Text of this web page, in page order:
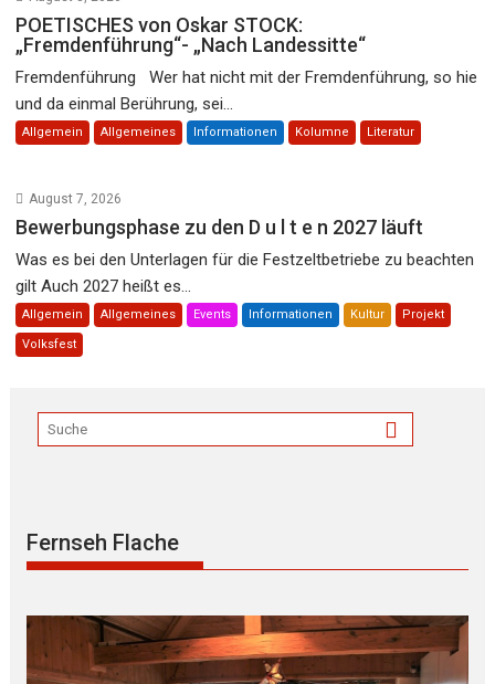
POETISCHES von Oskar STOCK:
„Fremdenführung“- „Nach Landessitte“
Fremdenführung Wer hat nicht mit der Fremdenführung, so hie
und da einmal Berührung, sei...
Allgemein Allgemeines Informationen Kolumne Literatur
August 7, 2026
Bewerbungsphase zu den D u l t e n 2027 läuft
Was es bei den Unterlagen für die Festzeltbetriebe zu beachten
gilt Auch 2027 heißt es...
Allgemein Allgemeines Events Informationen Kultur Projekt
Volksfest
Fernseh Flache